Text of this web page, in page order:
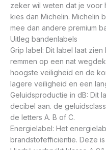
zeker wil weten dat je voor
kies dan Michelin. Michelin
mee dan andere premium
Uitleg bandenlabels
Grip label: Dit label laat
remmen op een nat
hoogste veiligheid en de
lagere veiligheid en een
Geluidsproductie in dB: Dit
decibel aan. de
de letters A. B of C.
Energielabel: Het
brandstofefficiëntie. Deze